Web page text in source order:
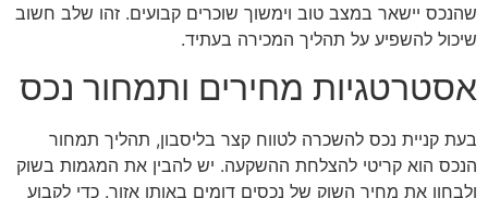
שהנכס יישאר במצב טוב וימשוך שוכרים קבועים. זהו שלב חשוב
שיכול להשפיע על תהליך המכירה בעתיד.
אסטרטגיות מחירים ותמחור נכס
בעת קניית נכס להשכרה לטווח קצר בליסבון, תהליך תמחור
הנכס הוא קריטי להצלחת ההשקעה. יש להבין את המגמות בשוק
ולבחון את מחיר השוק של נכסים דומים באותו אזור. כדי לקבוע